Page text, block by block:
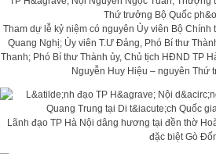
Tham dự lễ kỷ niệm có nguyên Ủy viên Bộ
Quang Nghị; Ủy viên T.Ư Đảng, Phó Bí thư
Thanh; Phó Bí thư Thành ủy, Chủ tịch HĐND TP
Nguyễn Huy Hiệu – nguyên Thứ
Lãnh đạo TP Hà Nội dâng hương tại đền thờ
đặc biệt Gò